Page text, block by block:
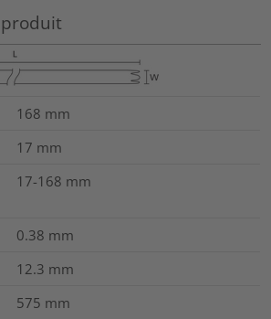
168 mm
17 mm
17-168 mm
0.38 mm
12.3 mm
575 mm